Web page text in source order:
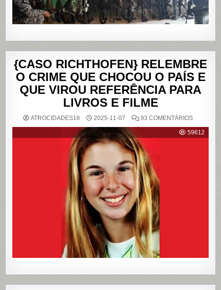
{CASO RICHTHOFEN} RELEMBRE
O CRIME QUE CHOCOU O PAÍS E
QUE VIROU REFERÊNCIA PARA
LIVROS E FILME
ATROCIDADES18 2025-11-07 93 COMENTÁRIOSEM
59612